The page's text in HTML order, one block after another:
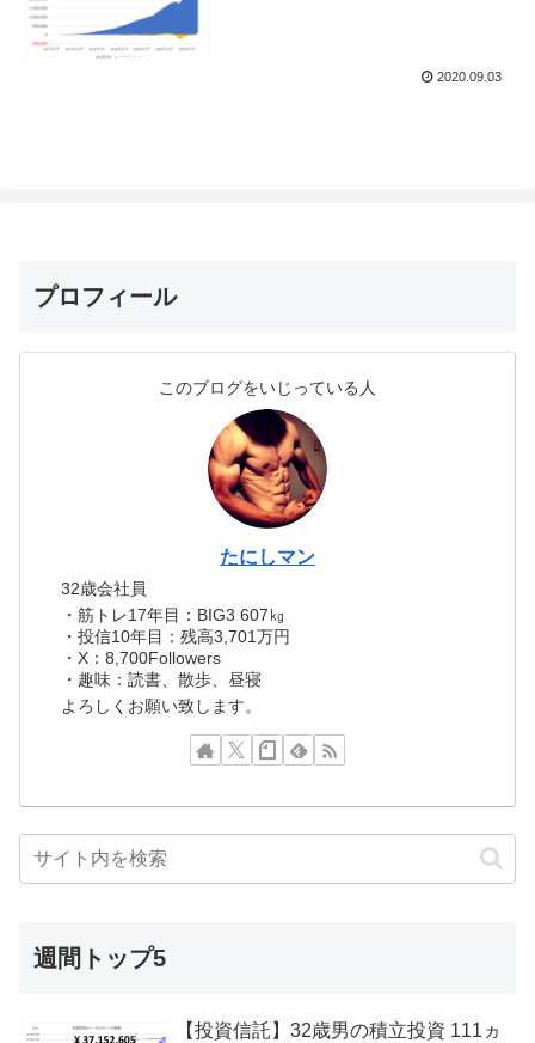
2020.09.03
プロフィール
このブログをいじっている人
たにしマン
32歳会社員
・筋トレ17年目：BIG3 607㎏
・投信10年目：残高3,701万円
・X：8,700Followers
・趣味：読書、散歩、昼寝
よろしくお願い致します。
週間トップ5
【投資信託】32歳男の積立投資 111ヵ